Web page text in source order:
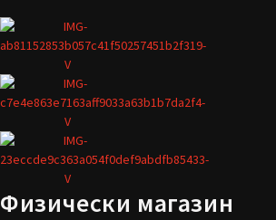
Физически магазин